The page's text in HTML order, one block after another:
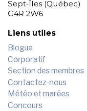
Sept-Îles (Québec)
G4R 2W6
Liens utiles
Blogue
Corporatif
Section des membres
Contactez-nous
Météo et marées
Concours